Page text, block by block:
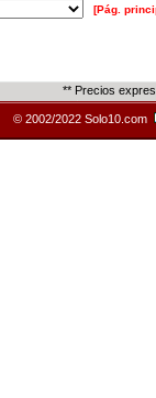
[Pág.
** Precios
© 2002/2022 Solo10.com